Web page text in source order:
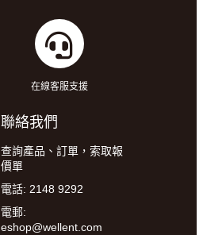
在線客服支援
聯絡我們
查詢產品、訂單，索取報
價單
電話: 2148 9292
電郵:
eshop@wellent.com